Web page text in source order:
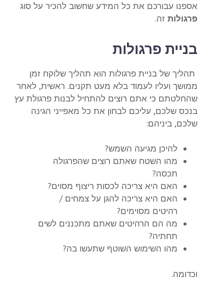
אספנו עבורכם את כל המידע שחשוב להכיר על סוג
פרגולות זה.
בניית פרגולות
תהליך של בניית פרגולות הוא תהליך שלוקח זמן
ממושך ועליו לעמוד בלא מעט תקנים. ראשית, לאחר
שהחלטתם כי אתם רוצים להתחיל לבנות פרגולת עץ
בנכס שלכם, עליכם לבחון את כל מאפייני הגינה
שלכם, ביניהם:
להיכן מגיעה השמש?
מהו השטח שאתם רוצים שהפרגולה
תכסה?
האם היא צריכה לכסות ריצוף מסוים?
האם היא צריכה להגן על צמחים /
רהיטים מסוימים?
מה הם הרהיטים שאתם מתכננים לשים
תחתיה?
מהו השימוש השוטף שתעשו בה?
וכדומה.